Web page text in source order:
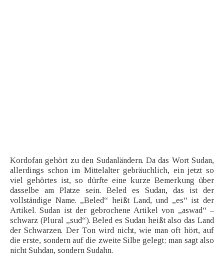
Kordofan gehört zu den Sudanländern. Da das Wort Sudan,
allerdings schon im Mittelalter gebräuchlich, ein jetzt so
viel gehörtes ist, so dürfte eine kurze Bemerkung über
dasselbe am Platze sein. Beled es Sudan, das ist der
vollständige Name. „Beled“ heißt Land, und „es“ ist der
Artikel. Sudan ist der gebrochene Artikel von „aswad“ –
schwarz (Plural „sud“). Beled es Sudan heißt also das Land
der Schwarzen. Der Ton wird nicht, wie man oft hört, auf
die erste, sondern auf die zweite Silbe gelegt; man sagt also
nicht Suhdan, sondern Sudahn.